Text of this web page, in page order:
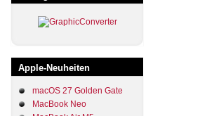
Apple-Neuheiten
macOS 27 Golden Gate
MacBook Neo